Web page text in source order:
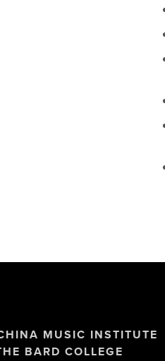
MUSIC INSTITUTE
BARD COLLEGE